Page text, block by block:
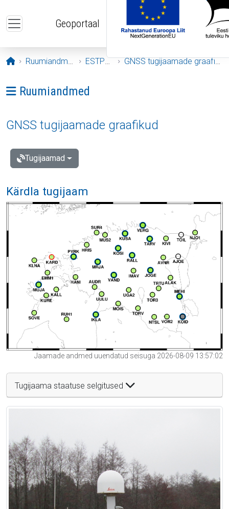
Geoportaal
Avaleht
Ruumiandmed ESTPOS GNSS tugijaamade graafikud
Ava menüü: Ruumiandmed
Ruumiandmed
GNSS tugijaamade graafikud
Tugijaamad
Kärdla tugijaam
Jaamade andmed uuendatud seisuga 2026-08-09 13:57:02
Tugijaama staatuse selgitused